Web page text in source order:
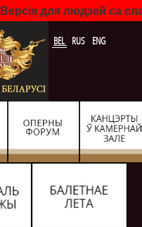
Версія для людзей са
BEL RUS ENG